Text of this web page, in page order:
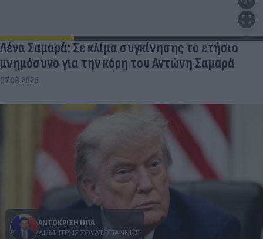
Λένα Σαμαρά: Σε κλίμα συγκίνησης το ετήσιο
μνημόσυνο για την κόρη του Αντώνη Σαμαρά
07.08.2026
ΑΝΤΟΚΡΙΣΗ ΗΠΑ
ΔΗΜΉΤΡΗΣ ΣΟΥΛΤΟΓΙΆΝΝΗΣ